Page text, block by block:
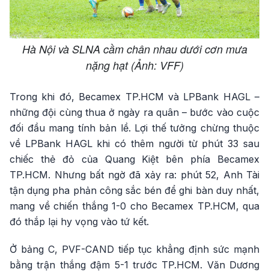
Hà Nội và SLNA cầm chân nhau dưới cơn mưa
nặng hạt (Ảnh: VFF)
Trong khi đó, Becamex TP.HCM và LPBank HAGL –
những đội cùng thua ở ngày ra quân – bước vào cuộc
đối đầu mang tính bản lề. Lợi thế tưởng chừng thuộc
về LPBank HAGL khi có thêm người từ phút 33 sau
chiếc thẻ đỏ của Quang Kiệt bên phía Becamex
TP.HCM. Nhưng bất ngờ đã xảy ra: phút 52, Anh Tài
tận dụng pha phản công sắc bén để ghi bàn duy nhất,
mang về chiến thắng 1-0 cho Becamex TP.HCM, qua
đó thắp lại hy vọng vào tứ kết.
Ở bảng C, PVF-CAND tiếp tục khẳng định sức mạnh
bằng trận thắng đậm 5-1 trước TP.HCM. Văn Dương